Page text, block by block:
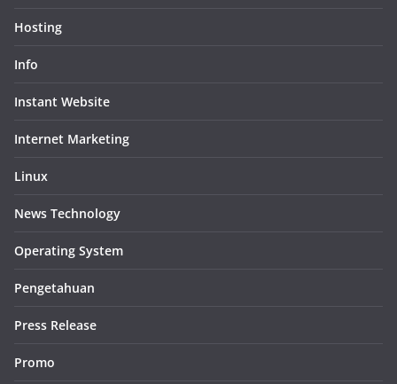
Hosting
Info
Instant Website
Internet Marketing
Linux
News Technology
Operating System
Pengetahuan
Press Release
Promo